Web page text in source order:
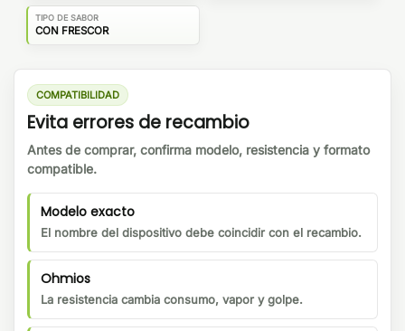
TIPO DE SABOR
CON FRESCOR
COMPATIBILIDAD
Evita errores de recambio
Antes de comprar, confirma modelo, resistencia y formato
compatible.
Modelo exacto
El nombre del dispositivo debe coincidir con el recambio.
Ohmios
La resistencia cambia consumo, vapor y golpe.